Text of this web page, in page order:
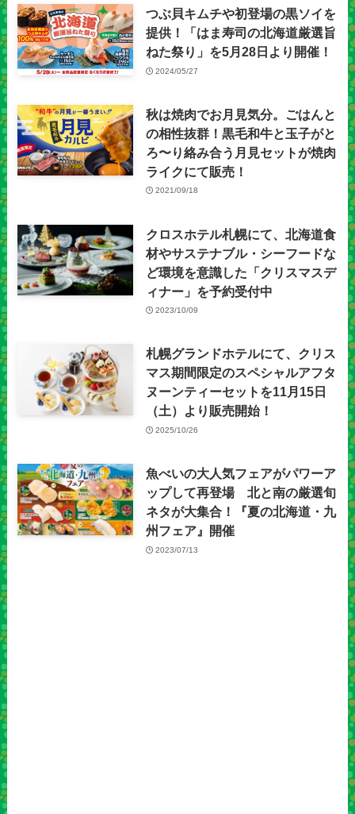
つぶ貝キムチや初登場の黒ソイを
提供！「はま寿司の北海道厳選旨
ねた祭り」を5月28日より開催！
2024/05/27
秋は焼肉でお月見気分。ごはんと
の相性抜群！黒毛和牛と玉子がと
ろ〜り絡み合う月見セットが焼肉
ライクにて販売！
2021/09/18
クロスホテル札幌にて、北海道食
材やサステナブル・シーフードな
ど環境を意識した「クリスマスデ
ィナー」を予約受付中
2023/10/09
札幌グランドホテルにて、クリス
マス期間限定のスペシャルアフタ
ヌーンティーセットを11月15日
（土）より販売開始！
2025/10/26
魚べいの大人気フェアがパワーア
ップして再登場 北と南の厳選旬
ネタが大集合！『夏の北海道・九
州フェア』開催
2023/07/13